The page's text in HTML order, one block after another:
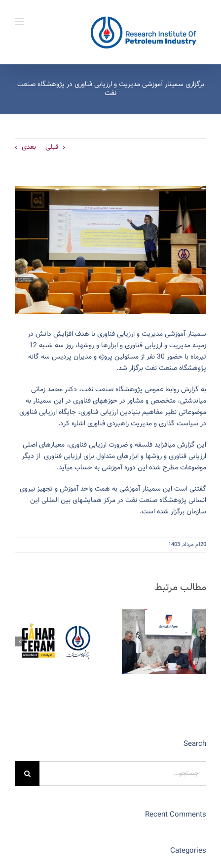
برگزاری سمینار آموزشی مدیریت و ارزیابی فناوری در پژوهشگاه صنعت
نفت
قبلی بعدی
View
Image
سمینار آموزشی مدیریت و ارزیابی فناوری با هدف افزایش دانش در
زمینه مدیریت و ارزیابی فناوری و ابزار‎ها و روش‎ها، روز سه شنبه 12
تیرماه با حضور 30 نفر از مسئولین پروژه و مدیران پردیس سه گانه
پژوهشگاه صنعت نفت برگزار شد.
به گزارش روابط عمومی پژوهشگاه صنعت نفت، دکتر محمد زمانی
میاندشتی، متخصص و مشاور در حوزه‎های فناوری در این سمینار به
موضوعاتی نظیر مفاهیم بنیادین ارزیابی فناوری، جایگاه ارزیابی فناوری
در سیاست گذاری و مدیریت راهبردی فناوری اشاره کرد.
این گزارش می‏افزاید فلسفه و ضرورت ارزیابی فناوری، معیارهای اصلی
ارزیابی فناوری و روش‎ها و ابزار‎های متداول برای ارزیابی فناوری از دیگر
موضوعات مطرح شده این دوره آموزشی به حساب می‏آید.
گفتنی است این سمینار آموزشی به همت واحد آموزش و تجهیز نیروی
انسانی پژوهشگاه صنعت نفت در مرکز همایش‎های بین المللی این
سازمان برگزار شده است.
20ام مرداد, 1403
مطالب مرتبط
Search
برای:
Recent Comments
Categories